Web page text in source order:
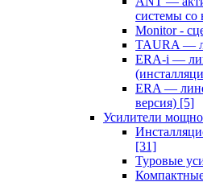
системы со
Monitor -
TAURA —
ERA-i —
ERA —
версия) [5]
Усилители
[31]
Туровые